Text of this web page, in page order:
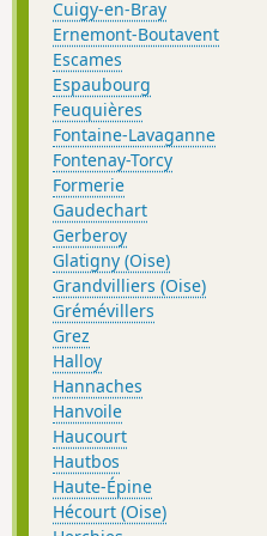
Cuigy-en-Bray
Ernemont-Boutavent
Escames
Espaubourg
Feuquières
Fontaine-Lavaganne
Fontenay-Torcy
Formerie
Gaudechart
Gerberoy
Glatigny (Oise)
Grandvilliers (Oise)
Grémévillers
Grez
Halloy
Hannaches
Hanvoile
Haucourt
Hautbos
Haute-Épine
Hécourt (Oise)